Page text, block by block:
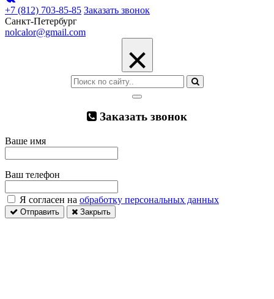
+7 (812) 703-85-85 Заказать звонок
Санкт-Петербург
nolcalor@gmail.com
×
Заказать звонок
Ваше имя
Ваш телефон
Я согласен на обработку персональных данных
Отправить Закрыть